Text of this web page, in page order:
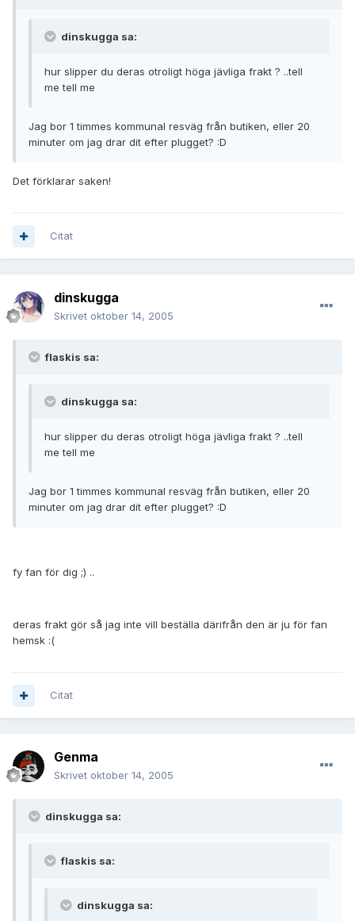
dinskugga sa:
hur slipper du deras otroligt höga jävliga frakt ? ..tell
me tell me
Jag bor 1 timmes kommunal resväg från butiken, eller 20
minuter om jag drar dit efter plugget? :D
Det förklarar saken!
Citat
dinskugga
Skrivet oktober 14, 2005
flaskis sa:
dinskugga sa:
hur slipper du deras otroligt höga jävliga frakt ? ..tell
me tell me
Jag bor 1 timmes kommunal resväg från butiken, eller 20
minuter om jag drar dit efter plugget? :D
fy fan för dig ;) ..
deras frakt gör så jag inte vill beställa därifrån den är ju för fan
hemsk :(
Citat
Genma
Skrivet oktober 14, 2005
dinskugga sa:
flaskis sa:
dinskugga sa: